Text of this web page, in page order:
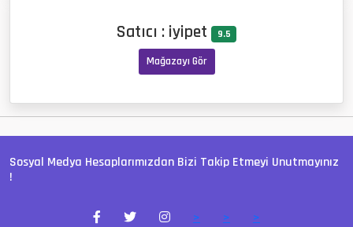
Satıcı : iyipet 9.5
Mağazayı Gör
Sosyal Medya Hesaplarımızdan Bizi Takip Etmeyi Unutmayınız
!
> > >